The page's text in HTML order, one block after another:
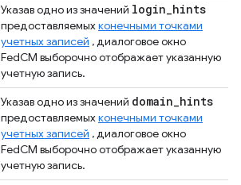
Указав одно из значений login hints
предоставляемыхконечными точками
учетных записей , диалоговое окно
FedCM выборочно отображает указанную
учетную запись.
Указав одно из значений domain hints
предоставляемыхконечными точками
учетных записей , диалоговое окно
FedCM выборочно отображает указанную
учетную запись.